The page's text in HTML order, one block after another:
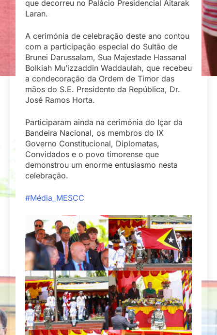
que decorreu no Palácio Presidencial Aitarak
Laran.
A cerimónia de celebração deste ano contou
com a participação especial do Sultão de
Brunei Darussalam, Sua Majestade Hassanal
Bolkiah Mu’izzaddin Waddaulah, que recebeu
a condecoração da Ordem de Timor das
mãos do S.E. Presidente da República, Dr.
José Ramos Horta.
Participaram ainda na cerimónia do Içar da
Bandeira Nacional, os membros do IX
Governo Constitucional, Diplomatas,
Convidados e o povo timorense que
demonstrou um enorme entusiasmo nesta
celebração.
#Média_MESCC